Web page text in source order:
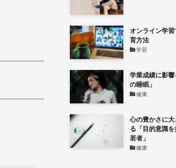
オンライン学
育方法
学習
学業成績に影
の睡眠」
健康
心の豊かさに
る「目的意識
若者」
健康